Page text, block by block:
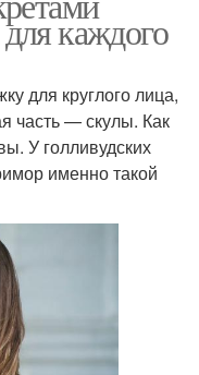
каждого
для круглого лица,
часть — скулы. Как
У голливудских
именно такой